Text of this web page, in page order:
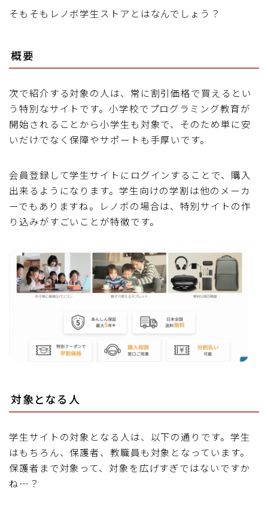
ブルべレポート2014
そもそもレノボ学生ストアとはなんでしょう？
概要
次で紹介する対象の人は、常に割引価格で買えるとい
う特別なサイトです。小学校でプログラミング教育が
開始されることから小学生も対象で、そのため単に安
いだけでなく保障やサポートも手厚いです。
会員登録して学生サイトにログインすることで、購入
出来るようになります。学生向けの学割は他のメーカ
ーでもありますね。レノボの場合は、特別サイトの作
り込みがすごいことが特徴です。
対象となる人
学生サイトの対象となる人は、以下の通りです。学生
はもちろん、保護者、教職員も対象となっています。
保護者まで対象って、対象を広げすぎではないですか
ね…？